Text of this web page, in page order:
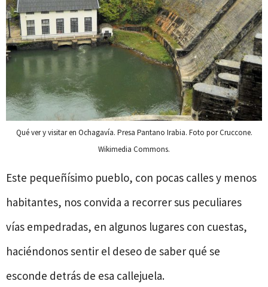
Qué ver y visitar en Ochagavía. Presa Pantano Irabia. Foto por Cruccone.
Wikimedia Commons.
Este pequeñísimo pueblo, con pocas calles y menos
habitantes, nos convida a recorrer sus peculiares
vías empedradas, en algunos lugares con cuestas,
haciéndonos sentir el deseo de saber qué se
esconde detrás de esa callejuela.